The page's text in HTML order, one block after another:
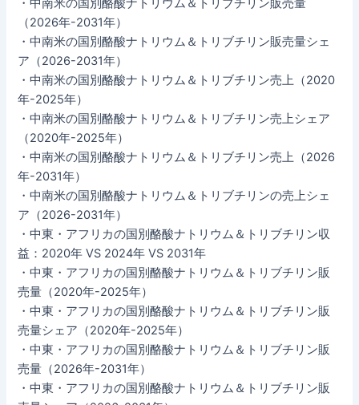
（2026年-2031年）
・中南米の国別酪酸ナトリウム＆トリブチリン販売量シェ
ア（2026-2031年）
・中南米の国別酪酸ナトリウム＆トリブチリン売上（2020
年-2025年）
・中南米の国別酪酸ナトリウム＆トリブチリン売上シェア
（2020年-2025年）
・中南米の国別酪酸ナトリウム＆トリブチリン売上（2026
年-2031年）
・中南米の国別酪酸ナトリウム＆トリブチリンの売上シェ
ア（2026-2031年）
・中東・アフリカの国別酪酸ナトリウム＆トリブチリン収
益：2020年 VS 2024年 VS 2031年
・中東・アフリカの国別酪酸ナトリウム＆トリブチリン販
売量（2020年-2025年）
・中東・アフリカの国別酪酸ナトリウム＆トリブチリン販
売量シェア（2020年-2025年）
・中東・アフリカの国別酪酸ナトリウム＆トリブチリン販
売量（2026年-2031年）
・中東・アフリカの国別酪酸ナトリウム＆トリブチリン販